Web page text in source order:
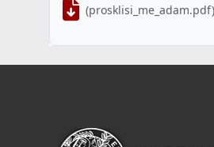
(prosklisi_me_adam.pdf)